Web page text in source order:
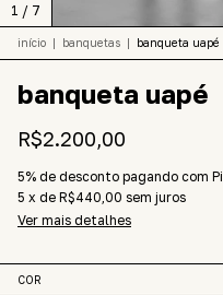
1 / 7
início | banquetas | banqueta uapé
banqueta uapé
R$2.200,00
5% de desconto pagando com
5 x de R$440,00 sem juros
Ver mais detalhes
COR